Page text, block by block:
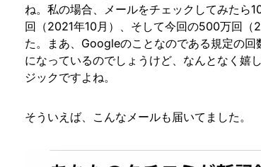
ね。私の場合、メールをチェックしてみたら
回（2021年10月）、そして今回の500万回（
た。まあ、Googleのことなのである規定の回
になっているのでしょうけど、なんとなく嬉
ジックですよね。
そういえば、こんなメールも届いてました。